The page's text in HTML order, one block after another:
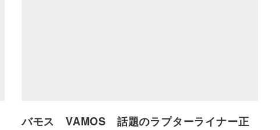
バモス VAMOS 話題のラプターライナー正